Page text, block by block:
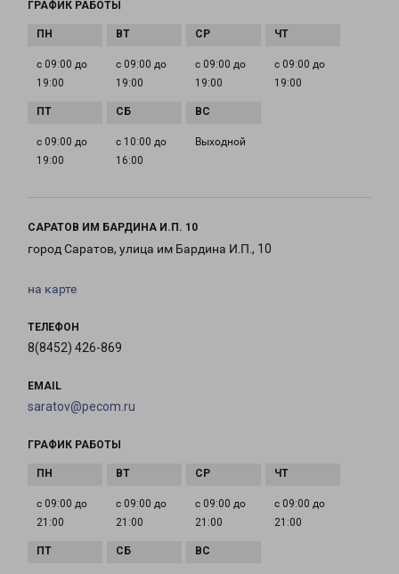
ГРАФИК РАБОТЫ
с 09:00 до
19:00
с 09:00 до
19:00
с 09:00 до
19:00
с 09:00 до
19:00
с 09:00 до
19:00
с 10:00 до
16:00
Выходной
САРАТОВ ИМ БАРДИНА И.П. 10
город Саратов, улица им Бардина И.П., 10
на карте
ТЕЛЕФОН
8(8452) 426-869
EMAIL
saratov@pecom.ru
ГРАФИК РАБОТЫ
с 09:00 до
21:00
с 09:00 до
21:00
с 09:00 до
21:00
с 09:00 до
21:00